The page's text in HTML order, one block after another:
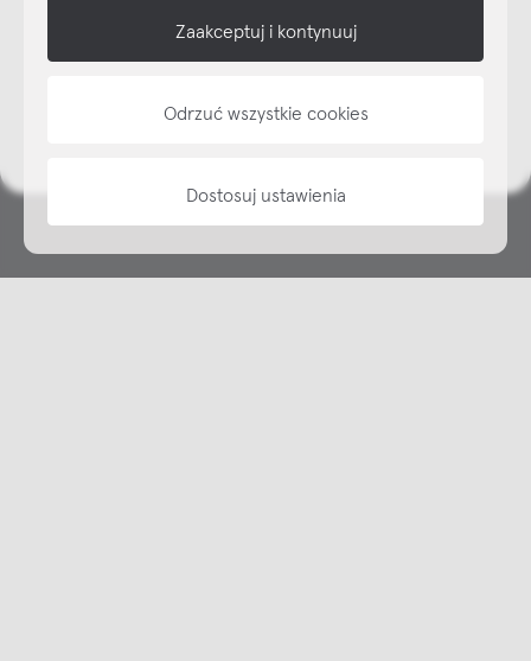
NAP
Zaakceptuj i kontynuuj
Odrzuć wszystkie cookies
Dostosuj ustawienia